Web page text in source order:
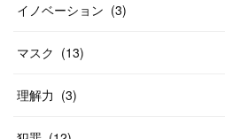
イノベーション (3)
マスク (13)
理解力 (3)